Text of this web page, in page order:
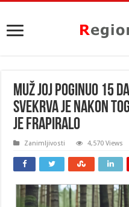
MUŽ JOJ POGINUO 15
Svekrva je nakon
je FRAPIRALO
Zanimljivosti 4,570 Views